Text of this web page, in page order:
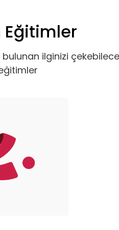
Eğitimler
ilginizi